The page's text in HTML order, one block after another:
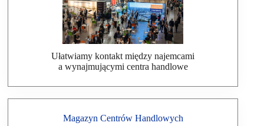
Ułatwiamy kontakt między najemcami
a wynajmującymi centra handlowe
Magazyn Centrów Handlowych